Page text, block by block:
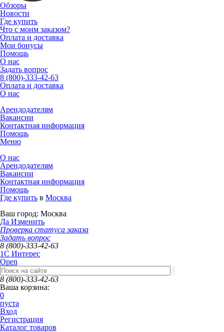
Обзоры
Новости
Где купить
Что с моим заказом?
Оплата и доставка
Мои бонусы
Помощь
О нас
Задать вопрос
8 (800)-333-42-63
Оплата и доставка
О нас
Арендодателям
Вакансии
Контактная информация
Помощь
Меню
О нас
Арендодателям
Вакансии
Контактная информация
Помощь
Где купить в Москва
Ваш город: Москва
Да Изменить
Проверка статуса заказа
Задать вопрос
8 (800)-333-42-63
1C Интерес
Open
8 (800)-333-42-63
Ваша корзина:
0
пуста
Вход
Регистрация
Каталог товаров